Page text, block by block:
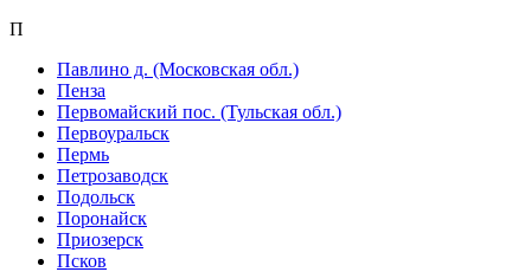
П
Павлино д. (Московская обл.)
Пенза
Первомайский пос. (Тульская обл.)
Первоуральск
Пермь
Петрозаводск
Подольск
Поронайск
Приозерск
Псков